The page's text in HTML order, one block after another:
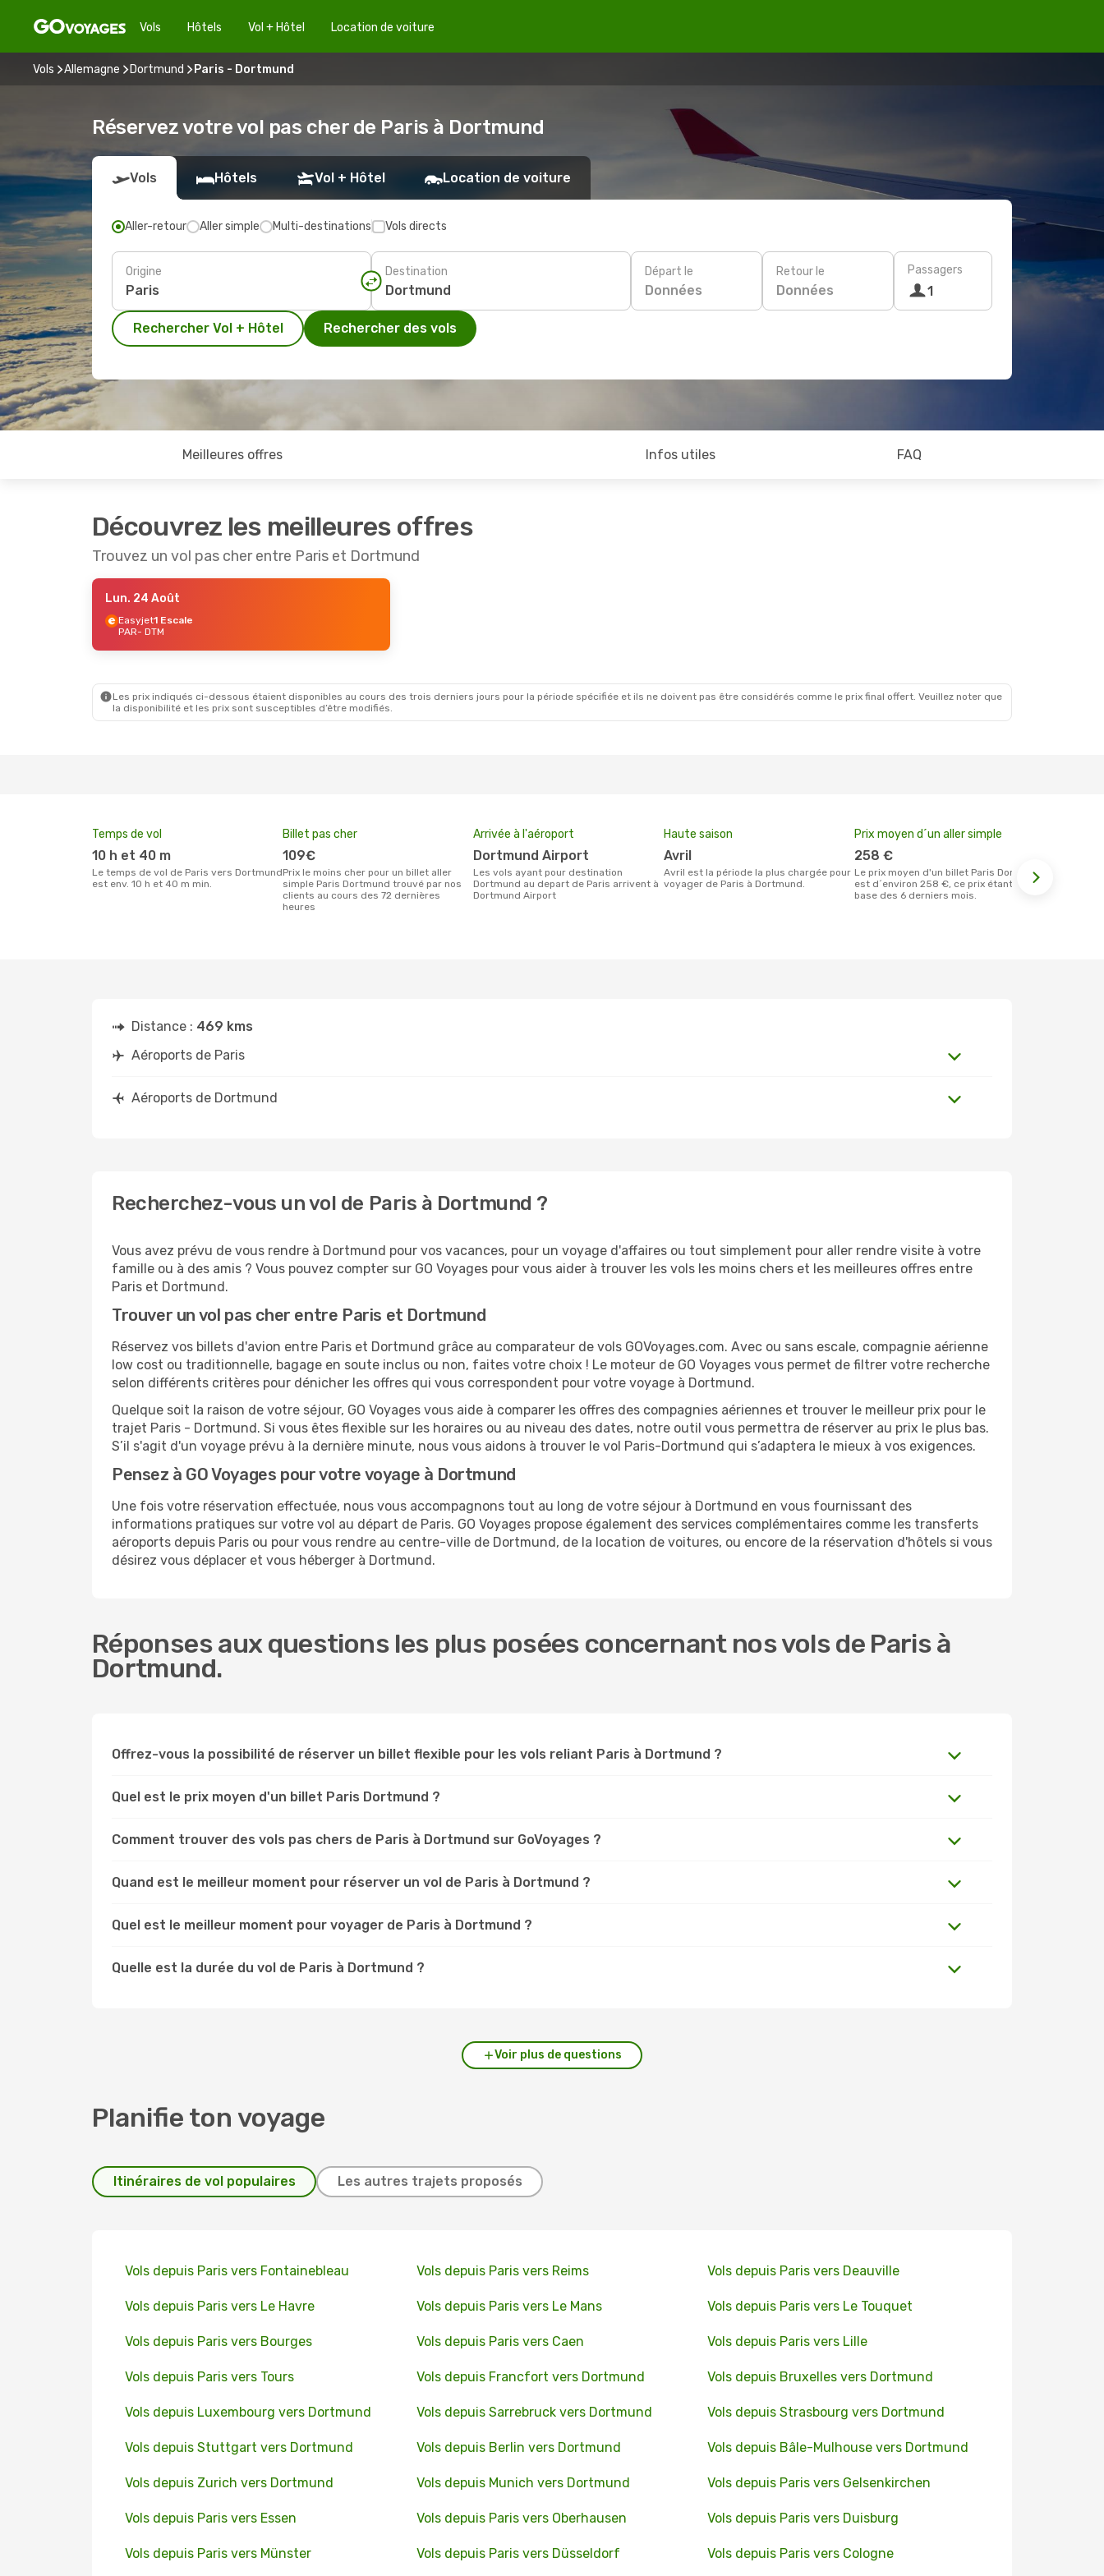
Vols Hôtels Vol + Hôtel Location de voiture
Vols Allemagne Dortmund Paris - Dortmund
Réservez votre vol pas cher de Paris à Dortmund
Vols Hôtels Vol + Hôtel Location de voiture
Aller-retour Aller simple Multi-destinations Vols directs
Origine Destination Départ le
Données
Retour le
Données
Passagers
1
Rechercher Vol + Hôtel Rechercher des vols
Meilleures offres Infos utiles FAQ
Découvrez les meilleures offres
Trouvez un vol pas cher entre Paris et Dortmund
Lun. 24 Août
Easyjet1 Escale
PAR- DTM
Les prix indiqués ci-dessous étaient disponibles au cours des trois derniers jours pour la période spécifiée et ils ne doivent pas être considérés comme le prix final offert. Veuillez noter que
la disponibilité et les prix sont susceptibles d’être modifiés.
Temps de vol
10 h et 40 m
Le temps de vol de Paris vers Dortmund
est env. 10 h et 40 m min.
Billet pas cher
109€
Prix le moins cher pour un billet aller
simple Paris Dortmund trouvé par nos
clients au cours des 72 dernières
heures
Arrivée à l'aéroport
Dortmund Airport
Les vols ayant pour destination
Dortmund au depart de Paris arrivent à
Dortmund Airport
Haute saison
avril
avril est la période la plus chargée pour
voyager de Paris à Dortmund.
Prix moyen d´un aller simple
258 €
Le prix moyen d'un billet Paris Dortmund
est d´environ 258 €, ce prix étant sur la
base des 6 derniers mois.
Distance : 469 kms
Aéroports de Paris
Aéroports de Dortmund
Recherchez-vous un vol de Paris à Dortmund ?
Vous avez prévu de vous rendre à Dortmund pour vos vacances, pour un voyage d'affaires ou tout simplement pour aller rendre visite à votre
famille ou à des amis ? Vous pouvez compter sur GO Voyages pour vous aider à trouver les vols les moins chers et les meilleures offres entre
Paris et Dortmund.
Trouver un vol pas cher entre Paris et Dortmund
Réservez vos billets d'avion entre Paris et Dortmund grâce au comparateur de vols GOVoyages.com. Avec ou sans escale, compagnie aérienne
low cost ou traditionnelle, bagage en soute inclus ou non, faites votre choix ! Le moteur de GO Voyages vous permet de filtrer votre recherche
selon différents critères pour dénicher les offres qui vous correspondent pour votre voyage à Dortmund.
Quelque soit la raison de votre séjour, GO Voyages vous aide à comparer les offres des compagnies aériennes et trouver le meilleur prix pour le
trajet Paris - Dortmund. Si vous êtes flexible sur les horaires ou au niveau des dates, notre outil vous permettra de réserver au prix le plus bas.
S’il s'agit d'un voyage prévu à la dernière minute, nous vous aidons à trouver le vol Paris-Dortmund qui s’adaptera le mieux à vos exigences.
Pensez à GO Voyages pour votre voyage à Dortmund
Une fois votre réservation effectuée, nous vous accompagnons tout au long de votre séjour à Dortmund en vous fournissant des
informations pratiques sur votre vol au départ de Paris. GO Voyages propose également des services complémentaires comme les transferts
aéroports depuis Paris ou pour vous rendre au centre-ville de Dortmund, de la location de voitures, ou encore de la réservation d'hôtels si vous
désirez vous déplacer et vous héberger à Dortmund.
Réponses aux questions les plus posées concernant nos vols de Paris à
Dortmund.
Offrez-vous la possibilité de réserver un billet flexible pour les vols reliant Paris à Dortmund ?
Quel est le prix moyen d'un billet Paris Dortmund ?
Comment trouver des vols pas chers de Paris à Dortmund sur GoVoyages ?
Quand est le meilleur moment pour réserver un vol de Paris à Dortmund ?
Quel est le meilleur moment pour voyager de Paris à Dortmund ?
Quelle est la durée du vol de Paris à Dortmund ?
Voir plus de questions
Planifie ton voyage
Itinéraires de vol populaires Les autres trajets proposés
Vols depuis Paris vers Fontainebleau Vols depuis Paris vers Reims Vols depuis Paris vers Deauville
Vols depuis Paris vers Le Havre Vols depuis Paris vers Le Mans Vols depuis Paris vers Le Touquet
Vols depuis Paris vers Bourges Vols depuis Paris vers Caen Vols depuis Paris vers Lille
Vols depuis Paris vers Tours Vols depuis Francfort vers Dortmund Vols depuis Bruxelles vers Dortmund
Vols depuis Luxembourg vers Dortmund Vols depuis Sarrebruck vers Dortmund Vols depuis Strasbourg vers Dortmund
Vols depuis Stuttgart vers Dortmund Vols depuis Berlin vers Dortmund Vols depuis Bâle-Mulhouse vers Dortmund
Vols depuis Zurich vers Dortmund Vols depuis Munich vers Dortmund Vols depuis Paris vers Gelsenkirchen
Vols depuis Paris vers Essen Vols depuis Paris vers Oberhausen Vols depuis Paris vers Duisburg
Vols depuis Paris vers Münster Vols depuis Paris vers Düsseldorf Vols depuis Paris vers Cologne